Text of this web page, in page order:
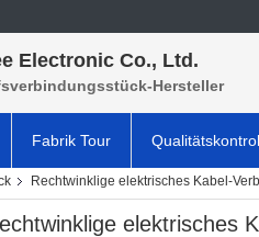
Electronic Co., Ltd.
Hersteller
Fabrik Tour
Rechtwinklige elektrisches Kabel-
elektrisches